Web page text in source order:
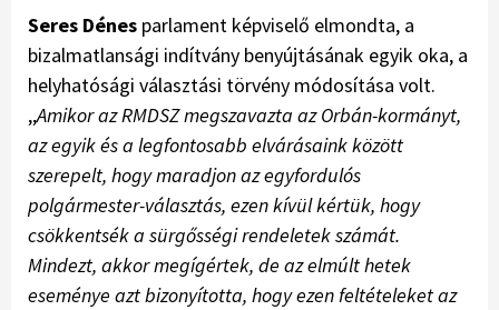
Seres Dénes parlament képviselő elmondta, a
bizalmatlansági indítvány benyújtásának egyik oka, a
helyhatósági választási törvény módosítása volt.
,,Amikor az RMDSZ megszavazta az Orbán-kormányt,
az egyik és a legfontosabb elvárásaink között
szerepelt, hogy maradjon az egyfordulós
polgármester-választás, ezen kívül kértük, hogy
csökkentsék a sürgősségi rendeletek számát.
Mindezt, akkor megígértek, de az elmúlt hetek
eseménye azt bizonyította, hogy ezen feltételeket az